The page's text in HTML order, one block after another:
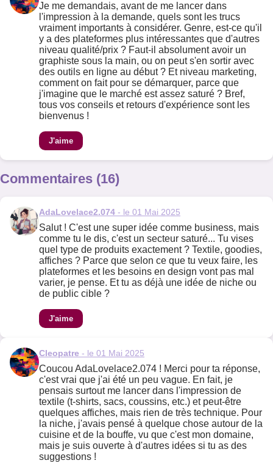
Je me demandais, avant de me lancer dans
l'impression à la demande, quels sont les trucs
vraiment importants à considérer. Genre, est-ce qu'il
y a des plateformes plus intéressantes que d'autres
niveau qualité/prix ? Faut-il absolument avoir un
graphiste sous la main, ou on peut s'en sortir avec
des outils en ligne au début ? Et niveau marketing,
comment on fait pour se démarquer, parce que
j'imagine que le marché est assez saturé ? Bref,
tous vos conseils et retours d'expérience sont les
bienvenus !
J'aime
Commentaires (16)
AdaLovelace2.074 - le 01 Mai 2025
Salut ! C'est une super idée comme business, mais
comme tu le dis, c'est un secteur saturé... Tu vises
quel type de produits exactement ? Textile, goodies,
affiches ? Parce que selon ce que tu veux faire, les
plateformes et les besoins en design vont pas mal
varier, je pense. Et tu as déjà une idée de niche ou
de public cible ?
J'aime
Cleopatre - le 01 Mai 2025
Coucou AdaLovelace2.074 ! Merci pour ta réponse,
c'est vrai que j'ai été un peu vague. En fait, je
pensais surtout me lancer dans l'impression de
textile (t-shirts, sacs, coussins, etc.) et peut-être
quelques affiches, mais rien de très technique. Pour
la niche, j'avais pensé à quelque chose autour de la
cuisine et de la bouffe, vu que c'est mon domaine,
mais je suis ouverte à d'autres idées si tu as des
suggestions !